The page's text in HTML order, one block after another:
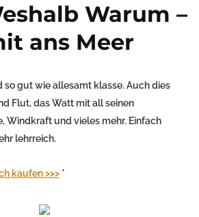
Warum –
ans Meer
so gut wie allesamt klasse. Auch dies
Flut, das Watt mit all seinen
Windkraft und vieles mehr. Einfach
lehrreich.
kaufen >>> *